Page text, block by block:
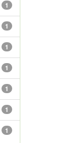
1
1
1
1
1
1
1